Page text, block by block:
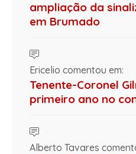
ampliação da
em Brumado
Ericelio comentou em:
Tenente-Coronel
primeiro ano no
Alberto Tavares